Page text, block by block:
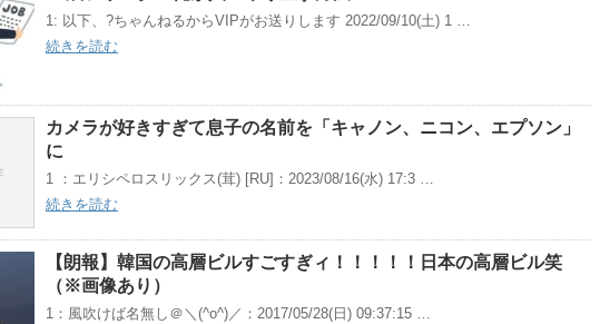
1: 以下、?ちゃんねるからVIPがお送りします 2022/09/10(土) 1 …
続きを読む
カメラが好きすぎて息子の名前を「キャノン、ニコン、エプソン」
に
1 ：エリシペロスリックス(茸) [RU]：2023/08/16(水) 17:3 …
続きを読む
【朗報】韓国の高層ビルすごすぎィ！！！！！日本の高層ビル笑
（※画像あり）
1：風吹けば名無し＠＼(^o^)／：2017/05/28(日) 09:37:15 …